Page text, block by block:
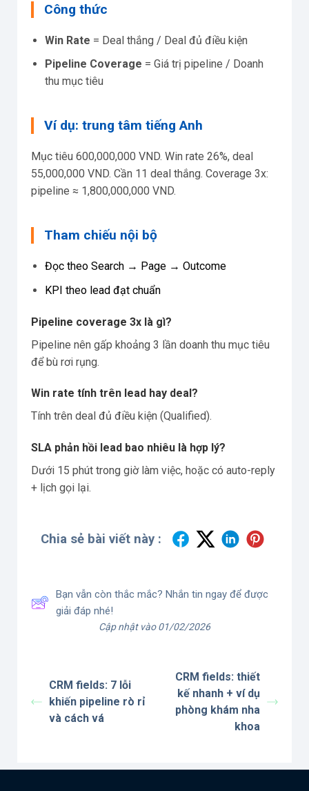
Công thức
Win Rate = Deal thắng / Deal đủ điều kiện
Pipeline Coverage = Giá trị pipeline / Doanh
thu mục tiêu
Ví dụ: trung tâm tiếng Anh
Mục tiêu 600,000,000 VND. Win rate 26%, deal
55,000,000 VND. Cần 11 deal thắng. Coverage 3x:
pipeline ≈ 1,800,000,000 VND.
Tham chiếu nội bộ
Đọc theo Search → Page → Outcome
KPI theo lead đạt chuẩn
Pipeline coverage 3x là gì?
Pipeline nên gấp khoảng 3 lần doanh thu mục tiêu
để bù rơi rụng.
Win rate tính trên lead hay deal?
Tính trên deal đủ điều kiện (Qualified).
SLA phản hồi lead bao nhiêu là hợp lý?
Dưới 15 phút trong giờ làm việc, hoặc có auto-reply
+ lịch gọi lại.
Chia sẻ bài viết này :
Bạn vẫn còn thắc mắc? Nhắn tin ngay để được
giải đáp nhé!
Cập nhật vào 01/02/2026
CRM fields: 7 lỗi
khiến pipeline rò rỉ
và cách vá
CRM fields: thiết
kế nhanh + ví dụ
phòng khám nha
khoa